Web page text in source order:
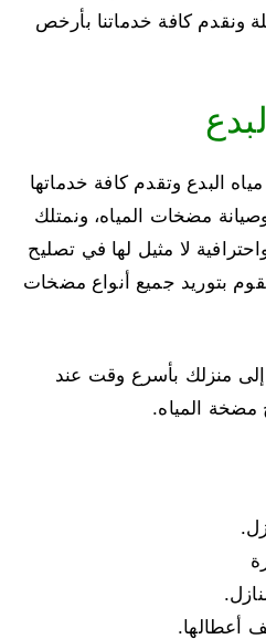
ونقدم كافة خدماتنا بأرخص
البدع وتقدم كافة خدماتها
مضخات المياه، ونمتلك
لا مثيل لها في تصليح
24 ساعة ونقوم بتوريد جميع أنواع مضخات
منزلك بأسرع وقت عند
مضخة المياه.
أعطالها.